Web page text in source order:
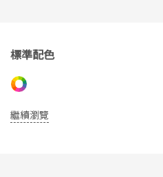
標準配色
繼續瀏覽